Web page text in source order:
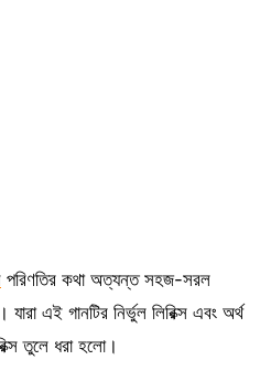
পরিণতির কথা অত্যন্ত সহজ-সরল
এই গানটির নির্ভুল লিরিক্স এবং অর্থ
তুলে ধরা হলো।